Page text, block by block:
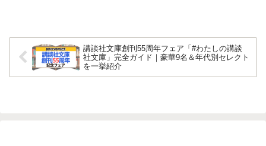
講談社文庫創刊55周年フェア「#わたしの講談
社文庫」完全ガイド｜豪華9名＆年代別セレクト
を一挙紹介